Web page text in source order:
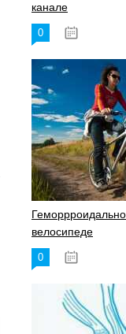
канале
0
велосипеде
0